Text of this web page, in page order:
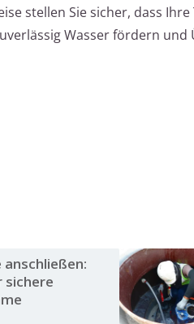
stellen Sie sicher, dass
Wasser fördern
sichere